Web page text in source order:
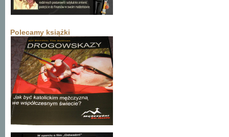
Polecamy książki